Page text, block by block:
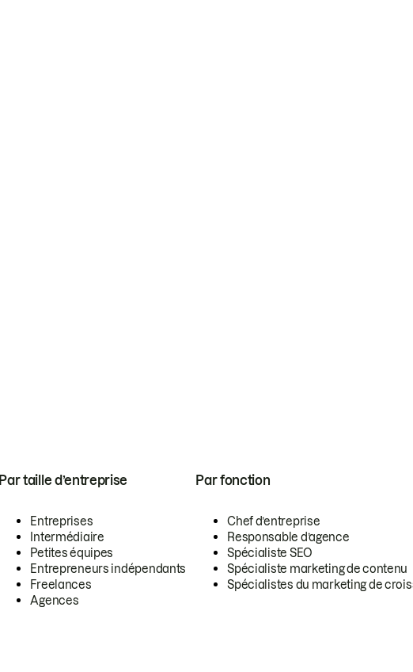
Par taille d’entreprise
Entreprises
Intermédiaire
Petites équipes
Entrepreneurs indépendants
Freelances
Agences
Par fonction
Chef d’entreprise
Responsable d’agence
Spécialiste SEO
Spécialiste marketing de contenu
Spécialistes du marketing de